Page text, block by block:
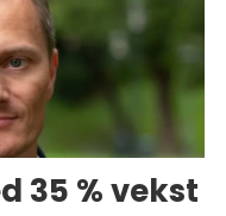
35 % vekst